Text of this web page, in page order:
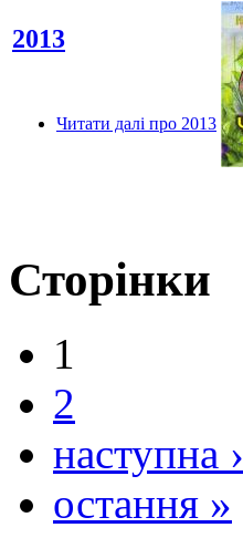
2013
Читати далі про 2013
Сторінки
1
2
наступна ›
остання »